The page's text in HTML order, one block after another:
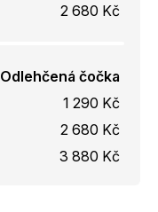
2 680 Kč
Odlehčená čočka
1 290 Kč
2 680 Kč
3 880 Kč